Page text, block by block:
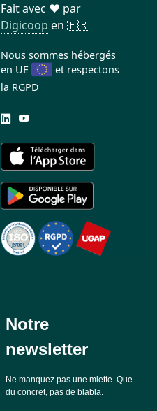
Fait avec ❤️ par
Digicoop en 🇫🇷
Nous sommes hébergés
en UE
et respectons
la RGPD